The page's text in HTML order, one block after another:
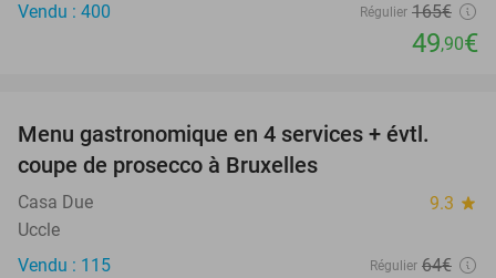
Vendu : 400
Régulier 165€
49,90€
Menu gastronomique en 4 services + évtl.
coupe de prosecco à Bruxelles
Casa Due 9.3 star
Uccle
Vendu : 115
Régulier 64€